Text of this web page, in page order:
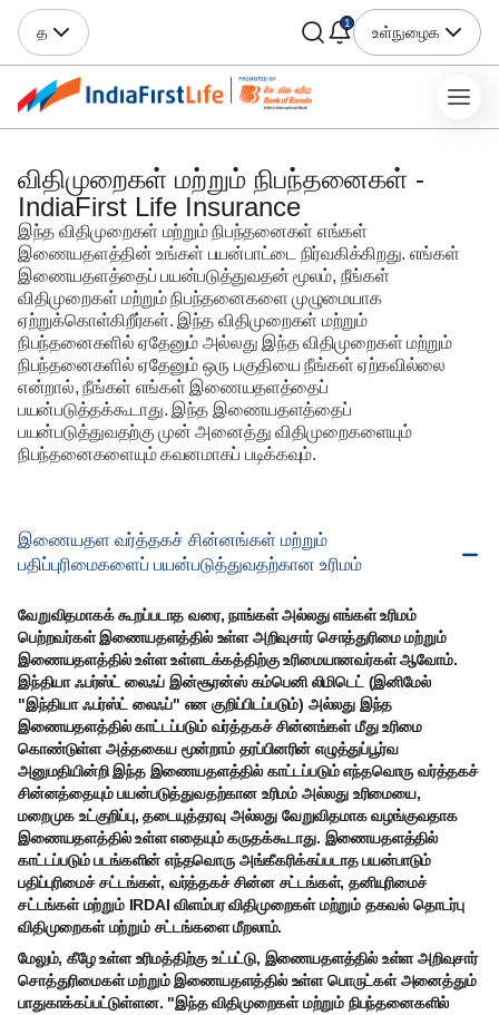
த 1 உள்நுழைக
விதிமுறைகள் மற்றும் நிபந்தனைகள் -
IndiaFirst Life Insurance
இந்த விதிமுறைகள் மற்றும் நிபந்தனைகள் எங்கள்
இணையதளத்தின் உங்கள் பயன்பாட்டை நிர்வகிக்கிறது. எங்கள்
இணையதளத்தைப் பயன்படுத்துவதன் மூலம், நீங்கள்
விதிமுறைகள் மற்றும் நிபந்தனைகளை முழுமையாக
ஏற்றுக்கொள்கிறீர்கள். இந்த விதிமுறைகள் மற்றும்
நிபந்தனைகளில் ஏதேனும் அல்லது இந்த விதிமுறைகள் மற்றும்
நிபந்தனைகளில் ஏதேனும் ஒரு பகுதியை நீங்கள் ஏற்கவில்லை
என்றால், நீங்கள் எங்கள் இணையதளத்தைப்
பயன்படுத்தக்கூடாது. இந்த இணையதளத்தைப்
பயன்படுத்துவதற்கு முன் அனைத்து விதிமுறைகளையும்
நிபந்தனைகளையும் கவனமாகப் படிக்கவும்.
இணையதள வர்த்தகச் சின்னங்கள் மற்றும்
பதிப்புரிமைகளைப் பயன்படுத்துவதற்கான உரிமம்
வேறுவிதமாகக் கூறப்படாத வரை, நாங்கள் அல்லது எங்கள் உரிமம்
பெற்றவர்கள் இணையதளத்தில் உள்ள அறிவுசார் சொத்துரிமை மற்றும்
இணையதளத்தில் உள்ள உள்ளடக்கத்திற்கு உரிமையானவர்கள் ஆவோம்.
இந்தியா ஃபர்ஸ்ட் லைஃப் இன்சூரன்ஸ் கம்பெனி லிமிடெட் (இனிமேல்
"இந்தியா ஃபர்ஸ்ட் லைஃப்" என குறிப்பிடப்படும்) அல்லது இந்த
இணையதளத்தில் காட்டப்படும் வர்த்தகச் சின்னங்கள் மீது உரிமை
கொண்டுள்ள அத்தகைய மூன்றாம் தரப்பினரின் எழுத்துப்பூர்வ
அனுமதியின்றி இந்த இணையதளத்தில் காட்டப்படும் எந்தவொரு வர்த்தகச்
சின்னத்தையும் பயன்படுத்துவதற்கான உரிமம் அல்லது உரிமையை,
மறைமுக உட்குறிப்பு, தடையுத்தரவு அல்லது வேறுவிதமாக வழங்குவதாக
இணையதளத்தில் உள்ள எதையும் கருதக்கூடாது. இணையதளத்தில்
காட்டப்படும் படங்களின் எந்தவொரு அங்கீகரிக்கப்படாத பயன்பாடும்
பதிப்புரிமைச் சட்டங்கள், வர்த்தகச் சின்ன சட்டங்கள், தனியுரிமைச்
சட்டங்கள் மற்றும் IRDAI விளம்பர விதிமுறைகள் மற்றும் தகவல் தொடர்பு
விதிமுறைகள் மற்றும் சட்டங்களை மீறலாம்.
மேலும், கீழே உள்ள உரிமத்திற்கு உட்பட்டு, இணையதளத்தில் உள்ள அறிவுசார்
சொத்துரிமைகள் மற்றும் இணையதளத்தில் உள்ள பொருட்கள் அனைத்தும்
பாதுகாக்கப்பட்டுள்ளன. "இந்த விதிமுறைகள் மற்றும் நிபந்தனைகளில்